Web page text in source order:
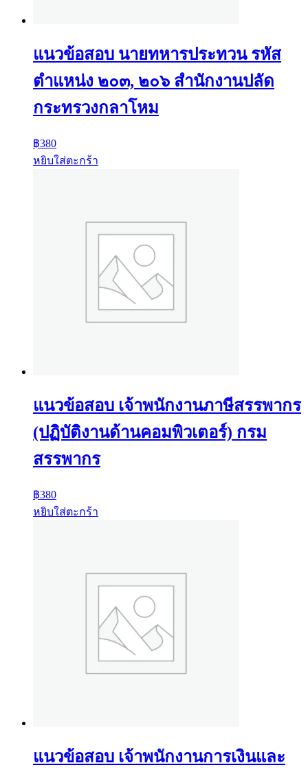
แนวข้อสอบ นายทหารประทวน รหัส
ตำแหน่ง ๒๐๓, ๒๐๖ สำนักงานปลัด
กระทรวงกลาโหม
฿380
หยิบใส่ตะกร้า
แนวข้อสอบ เจ้าพนักงานภาษีสรรพากร
(ปฏิบัติงานด้านคอมพิวเตอร์) กรม
สรรพากร
฿380
หยิบใส่ตะกร้า
แนวข้อสอบ เจ้าพนักงานการเงินและ